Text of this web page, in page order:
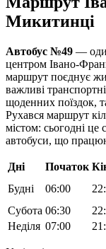
Микитинці
Автобус №49 —
центром Івано-
маршрут поєднує
важливі
щоденних поїздок,
Рухався маршрут
містом: сьогодні це
автобуси, що
Дні Початок
Будні
06:00
Субота 06:30
Неділя 07:00